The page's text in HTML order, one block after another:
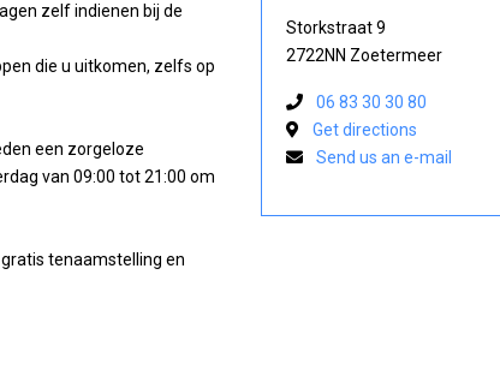
zelf indienen bij de
die u uitkomen, zelfs op
een zorgeloze
van 09:00 tot 21:00 om
tenaamstelling en
Storkstraat 9
2722NN Zoetermeer
06 83 30 30 80
Get directions
Send us an e-mail